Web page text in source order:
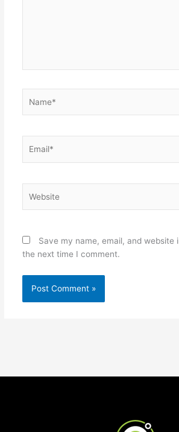
Save my name, email, and website
the next time I comment.